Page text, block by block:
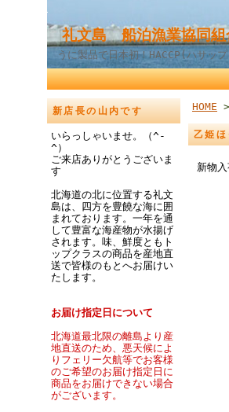
礼文島 船泊漁業協同組
うに製品で日本初！HACCP(ハサッ
新店長の山内です
いらっしゃいませ。（^-
^）
ご来店ありがとうございま
す
北海道の北に位置する礼文
島は、四方を豊饒な海に囲
まれております。一年を通
して豊富な海産物が水揚げ
されます。味、鮮度ともト
ップクラスの商品を産地直
送で皆様のもとへお届けい
たします。
お届け指定日について
北海道最北限の離島より産
地直送のため、悪天候によ
りフェリー欠航等でお客様
のご希望のお届け指定日に
商品をお届けできない場合
がございます。
HOME
乙姫
新物入